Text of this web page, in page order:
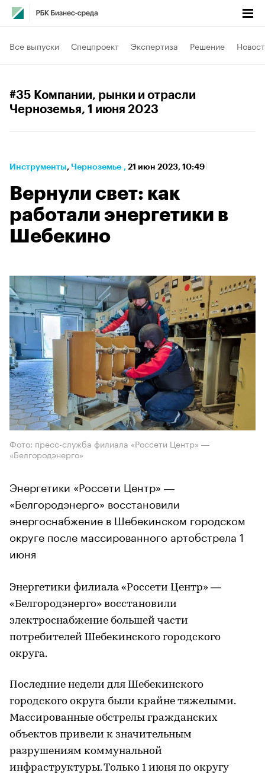
Все выпуски Спецпроект Экспертиза Решение
#35 Компании, рынки и отрасли
Черноземья, 1 июня 2023
Инструменты⁠, Черноземье , 21 июн 2023, 10:49
Вернули свет: как
работали энергетики в
Шебекино
Фото: пресс-служба филиала «Россети Центр» ―
«Белгородэнерго»
Энергетики «Россети Центр» ―
«Белгородэнерго» восстановили
энергоснабжение в Шебекинском городском
округе после массированного артобстрела 1
июня
Энергетики филиала «Россети Центр» ―
«Белгородэнерго» восстановили
электроснабжение большей части
потребителей Шебекинского городского
округа.
Последние недели для Шебекинского
городского округа были крайне тяжелыми.
Массированные обстрелы гражданских
объектов привели к значительным
разрушениям коммунальной
инфраструктуры. Только 1 июня по округу